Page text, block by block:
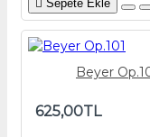
Sepete Ekle
Beyer
625,00TL